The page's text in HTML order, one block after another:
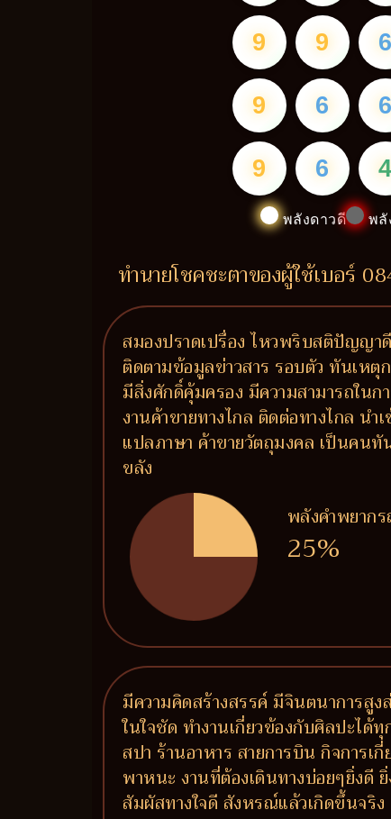
9 9 6
9 6 6
9 6 4
พลังดาวดี พลั
ทำนายโชคชะตาของผู้ใช้เบอร์
สมองปราดเปรื่อง ไหวพริบสติปัญญา
ติดตามข้อมูลข่าวสาร รอบตัว ทันเหตุ
มีสิ่งศักดิ์คุ้มครอง มีความสามารถในก
งานค้าขายทางไกล ติดต่อทางไกล นำ
แปลภาษา ค้าขายวัตถุมงคล เป็นคนทั
ขลัง
พลังคำพยาก
25%
มีความคิดสร้างสรรค์ มีจินตนาการสู
ในใจชัด ทำงานเกี่ยวข้องกับศิลปะไ
สปา ร้านอาหาร สายการบิน กิจการเ
พาหนะ งานที่ต้องเดินทางบ่อยๆยิ่งดี
สัมผัสทางใจดี สังหรณ์แล้วเกิดขึ้นจริง